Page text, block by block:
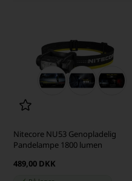
Nitecore NU53 Genopladelig
Pandelampe 1800 lumen
489,00 DKK